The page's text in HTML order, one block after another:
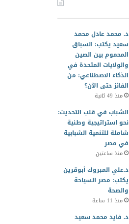
د. محمد عادل محمد
سعيد يكتب: السباق
المحموم بين الصين
والولايات المتحدة في
الذكاء الاصطناعي: من
الفائز حتى الآن؟
منذ 49 ثانية
الشباب في قلب التحديث:
نحو استراتيجية وطنية
شاملة للتنمية الشبابية
في مصر
منذ ساعتين
د.علي المبروك أبوقرين
يكتب: مصر السياحة
والصحة
منذ 11 ساعة
د. فايد محمد سعيد